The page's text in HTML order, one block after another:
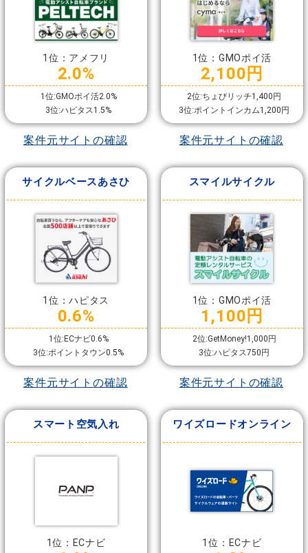
1位：アメフリ
2.0%
1位:GMOポイ活2.0%
3位:ハピタス1.5%
案件元サイトの確認
1位：GMOポイ活
2,100円
2位:ちょびリッチ1,400円
3位:ポイントインカム1,200円
案件元サイトの確認
サイクルベースあさひ
1位：ハピタス
0.6%
1位:ECナビ0.6%
3位:ポイントタウン0.5%
案件元サイトの確認
スマイルサイクル
1位：GMOポイ活
1,100円
2位:GetMoney!1,000円
3位:ハピタス750円
案件元サイトの確認
スマート空気入れ
1位：ECナビ
ワイズロードオンライン
1位：ECナビ